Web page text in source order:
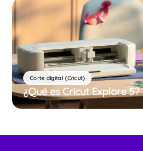
Corte digital (Cricut)
¿Qué es Cricut Explore 5?